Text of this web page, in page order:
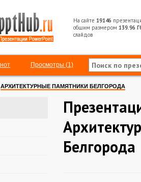
На сайте 19146
общим размером 139.96
слайдов
Просмотры (1)
АРХИТЕКТУРНЫЕ ПАМЯТНИКИ БЕЛГОРОДА
Белгорода